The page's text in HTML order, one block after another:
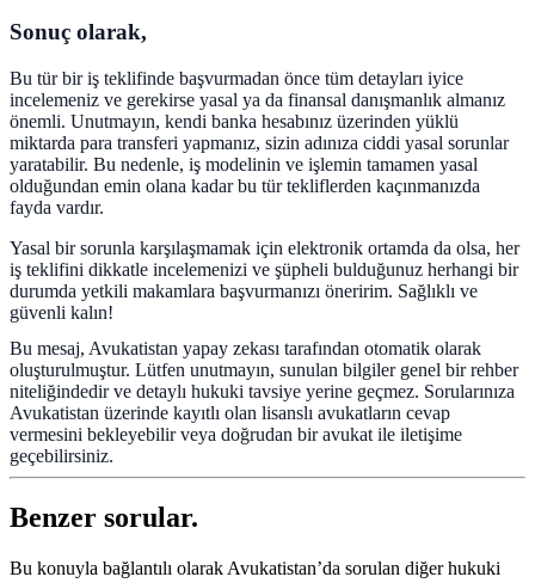
Sonuç olarak,
Bu tür bir iş teklifinde başvurmadan önce tüm detayları iyice
incelemeniz ve gerekirse yasal ya da finansal danışmanlık almanız
önemli. Unutmayın, kendi banka hesabınız üzerinden yüklü
miktarda para transferi yapmanız, sizin adınıza ciddi yasal sorunlar
yaratabilir. Bu nedenle, iş modelinin ve işlemin tamamen yasal
olduğundan emin olana kadar bu tür tekliflerden kaçınmanızda
fayda vardır.
Yasal bir sorunla karşılaşmamak için elektronik ortamda da olsa, her
iş teklifini dikkatle incelemenizi ve şüpheli bulduğunuz herhangi bir
durumda yetkili makamlara başvurmanızı öneririm. Sağlıklı ve
güvenli kalın!
Bu mesaj, Avukatistan yapay zekası tarafından otomatik olarak
oluşturulmuştur. Lütfen unutmayın, sunulan bilgiler genel bir rehber
niteliğindedir ve detaylı hukuki tavsiye yerine geçmez. Sorularınıza
Avukatistan üzerinde kayıtlı olan lisanslı avukatların cevap
vermesini bekleyebilir veya doğrudan bir avukat ile iletişime
geçebilirsiniz.
Benzer sorular.
Bu konuyla bağlantılı olarak Avukatistan’da sorulan diğer hukuki